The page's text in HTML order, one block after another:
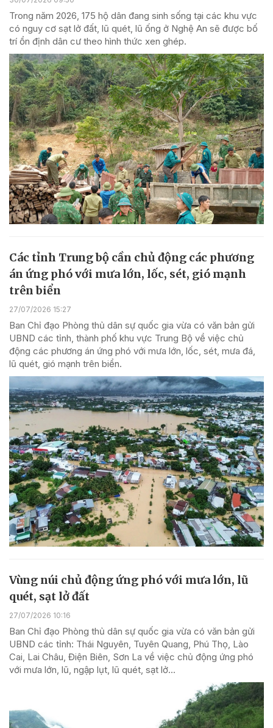
Trong năm 2026, 175 hộ dân đang sinh sống tại các khu vực
có nguy cơ sạt lở đất, lũ quét, lũ ống ở Nghệ An sẽ được bố
trí ổn định dân cư theo hình thức xen ghép.
Các tỉnh Trung bộ cần chủ động các phương
án ứng phó với mưa lớn, lốc, sét, gió mạnh
trên biển
27/07/2026 15:27
Ban Chỉ đạo Phòng thủ dân sự quốc gia vừa có văn bản gửi
UBND các tỉnh, thành phố khu vực Trung Bộ về việc chủ
động các phương án ứng phó với mưa lớn, lốc, sét, mưa đá,
lũ quét, gió mạnh trên biển.
Vùng núi chủ động ứng phó với mưa lớn, lũ
quét, sạt lở đất
27/07/2026 10:16
Ban Chỉ đạo Phòng thủ dân sự quốc gia vừa có văn bản gửi
UBND các tỉnh: Thái Nguyên, Tuyên Quang, Phú Thọ, Lào
Cai, Lai Châu, Điện Biên, Sơn La về việc chủ động ứng phó
với mưa lớn, lũ, ngập lụt, lũ quét, sạt lở...